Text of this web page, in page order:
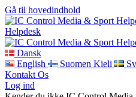
Gå til hovedindhold
Helpdesk
Dansk
English
Suomen Kieli
Kontakt Os
Log ind